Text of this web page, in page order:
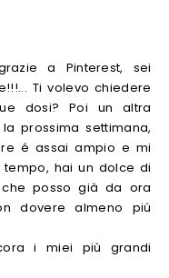
a Pinterest, sei
Ti volevo chiedere
dosi? Poi un altra
prossima settimana,
é assai ampio e mi
hai un dolce di
posso già da ora
dovere almeno piú
i miei più grandi